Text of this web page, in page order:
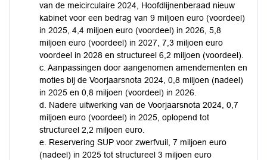
van de meicirculaire 2024, Hoofdlijnenberaad nieuw
kabinet voor een bedrag van 9 miljoen euro (voordeel)
in 2025, 4,4 miljoen euro (voordeel) in 2026, 5,8
miljoen euro (voordeel) in 2027, 7,3 miljoen euro
voordeel in 2028 en structureel 6,2 miljoen (voordeel).
c. Aanpassingen door aangenomen amendementen en
moties bij de Voorjaarsnota 2024, 0,8 miljoen (nadeel)
in 2025 en 0,8 miljoen (voordeel) in 2026.
d. Nadere uitwerking van de Voorjaarsnota 2024, 0,7
miljoen euro (voordeel) in 2025, oplopend tot
structureel 2,2 miljoen euro.
e. Reservering SUP voor zwerfvuil, 7 miljoen euro
(nadeel) in 2025 tot structureel 3 miljoen euro